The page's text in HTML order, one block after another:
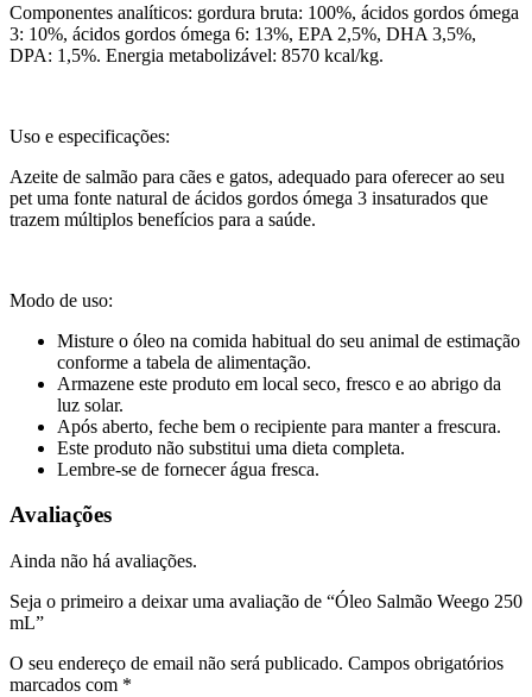
Componentes analíticos: gordura bruta: 100%, ácidos gordos ómega
3: 10%, ácidos gordos ómega 6: 13%, EPA 2,5%, DHA 3,5%,
DPA: 1,5%. Energia metabolizável: 8570 kcal/kg.
Uso e especificações:
Azeite de salmão para cães e gatos, adequado para oferecer ao seu
pet uma fonte natural de ácidos gordos ómega 3 insaturados que
trazem múltiplos benefícios para a saúde.
Modo de uso:
Misture o óleo na comida habitual do seu animal de estimação
conforme a tabela de alimentação.
Armazene este produto em local seco, fresco e ao abrigo da
luz solar.
Após aberto, feche bem o recipiente para manter a frescura.
Este produto não substitui uma dieta completa.
Lembre-se de fornecer água fresca.
Avaliações
Ainda não há avaliações.
Seja o primeiro a deixar uma avaliação de “Óleo Salmão Weego 250
mL”
O seu endereço de email não será publicado. Campos obrigatórios
marcados com *